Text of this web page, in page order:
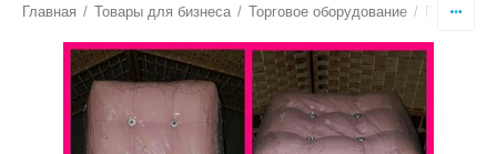
Главная / Товары для бизнеса / Торговое оборудование / Пуфики